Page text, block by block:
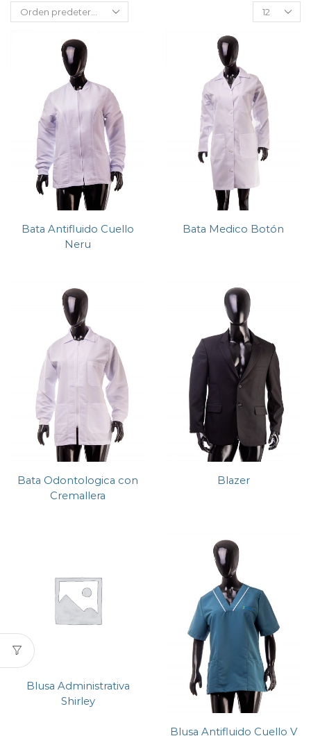
Bata Antifluido Cuello
Neru
Bata Medico Botón
Bata Odontologica con
Cremallera
Blazer
Blusa Administrativa
Shirley
Blusa Antifluido Cuello V